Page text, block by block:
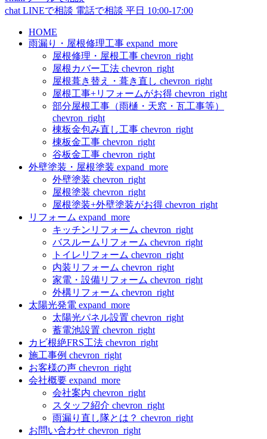
chat LINEで相談 電話で相談 平日 10:00-17:00
HOME
雨漏り・屋根修理工事 expand_more
屋根修理・屋根工事 chevron_right
屋根カバー工法 chevron_right
屋根葺き替え・葺き直し chevron_right
屋根工事+リフォームがお得 chevron_right
部分屋根工事（雨樋・天窓・瓦工事等）
chevron_right
棟板金包み直し工事 chevron_right
棟板金工事 chevron_right
谷板金工事 chevron_right
外壁塗装・屋根塗装 expand_more
外壁塗装 chevron_right
屋根塗装 chevron_right
屋根塗装+外壁塗装がお得 chevron_right
リフォーム expand_more
キッチンリフォーム chevron_right
バスルームリフォーム chevron_right
トイレリフォーム chevron_right
内装リフォーム chevron_right
家電・設備リフォーム chevron_right
外構リフォーム chevron_right
太陽光発電 expand_more
太陽光パネル設置 chevron_right
蓄電池設置 chevron_right
カビ根絶FRS工法 chevron_right
施工事例 chevron_right
お客様の声 chevron_right
会社概要 expand_more
会社案内 chevron_right
スタッフ紹介 chevron_right
雨漏り直し隊とは？ chevron_right
お問い合わせ chevron_right